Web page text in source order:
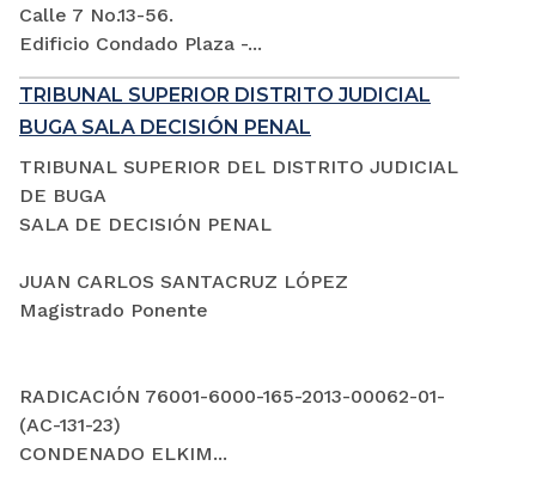
Calle 7 No.13-56.
Edificio Condado Plaza -...
TRIBUNAL SUPERIOR DISTRITO JUDICIAL
BUGA SALA DECISIÓN PENAL
TRIBUNAL SUPERIOR DEL DISTRITO JUDICIAL
DE BUGA
SALA DE DECISIÓN PENAL
JUAN CARLOS SANTACRUZ LÓPEZ
Magistrado Ponente
RADICACIÓN 76001-6000-165-2013-00062-01-
(AC-131-23)
CONDENADO ELKIM...